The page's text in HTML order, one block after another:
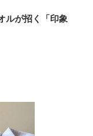
ルが招く「印象